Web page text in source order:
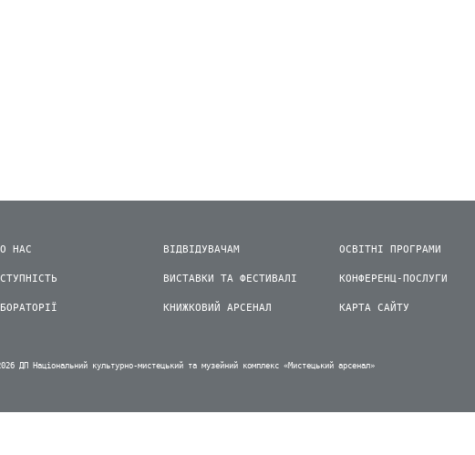
НАС ВІДВІДУВАЧАМ
ВИСТАВКИ ТА ФЕСТИВАЛІ
КНИЖКОВИЙ АРСЕНАЛ
ОСВІТНІ ПРОГРАМИ
КОНФЕРЕНЦ-ПОСЛУГИ
КАРТА САЙТУ
ДП Національний культурно-мистецький та музейний комплекс «Мистецький арсенал»